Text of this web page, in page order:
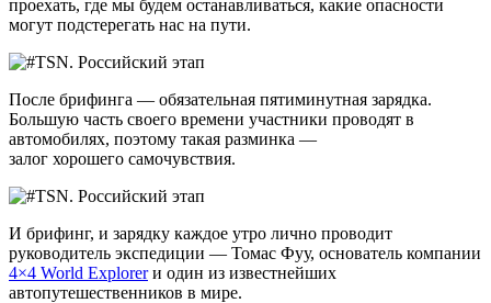
проехать, где мы будем останавливаться, какие опасности
могут подстерегать нас на пути.
После брифинга — обязательная пятиминутная зарядка.
Большую часть своего времени участники проводят в
автомобилях, поэтому такая разминка —
залог хорошего самочувствия.
И брифинг, и зарядку каждое утро лично проводит
руководитель экспедиции — Томас Фуу, основатель компании
4×4 World Explorerи один из известнейших
автопутешественников в мире.